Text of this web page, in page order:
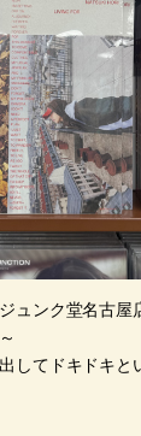
ュンク堂名古屋
してドキドキと